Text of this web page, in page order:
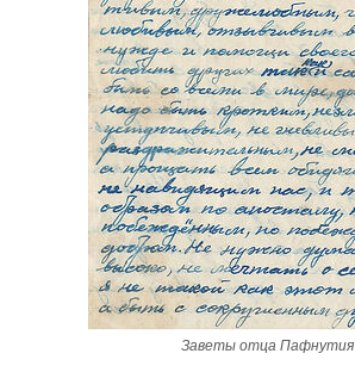
Заветы отца Пафнутия